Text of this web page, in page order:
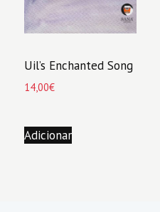
Uil’s Enchanted Song
14,00€
Adicionar